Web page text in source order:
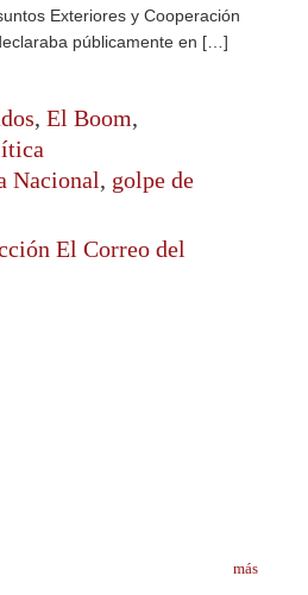
Exteriores y Cooperación
públicamente en […]
, El Boom,
Nacional, golpe de
El Correo del
más